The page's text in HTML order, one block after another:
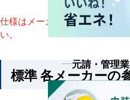
仕様はメーカーによって異なり
い。
標準 各メーカーの
元請・管理